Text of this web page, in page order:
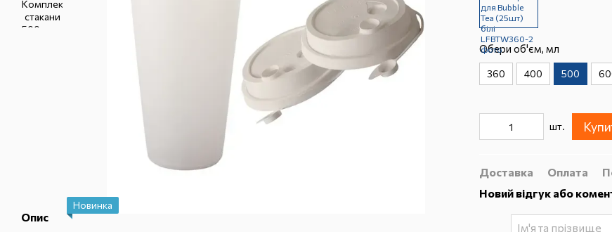
Новинка
Опис
Обери об'єм, мл
360 400 500
шт.
Доставка Оплата
Новий відгук або